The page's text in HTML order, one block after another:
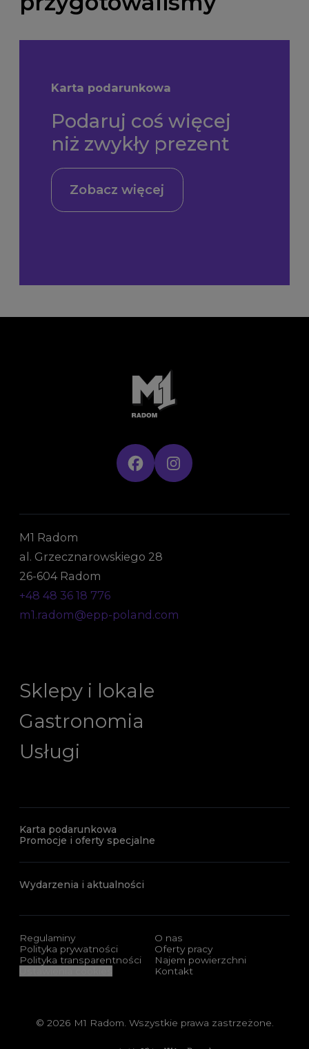
Karta podarunkowa
Podaruj coś więcej
niż zwykły prezent
Zobacz więcej
M1 Radom
al. Grzecznarowskiego 28
26-604 Radom
+48 48 36 18 776
m1.radom@epp-poland.com
Sklepy i lokale
Gastronomia
Usługi
Karta podarunkowa
Promocje i oferty specjalne
Wydarzenia i aktualności
Regulaminy
Polityka prywatności
Polityka transparentności
O nas
Oferty pracy
Najem powierzchni
Kontakt
© 2026 M1 Radom. Wszystkie prawa zastrzeżone.